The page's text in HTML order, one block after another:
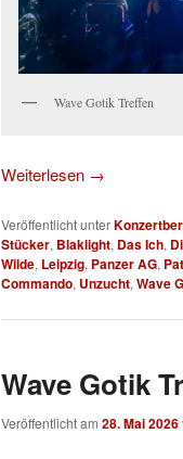
Wave Gotik Treffen
Weiterlesen →
Veröffentlicht unter
Stücker, Blaklight, Das Ich,
Wilde, Leipzig, Panzer AG,
Commando, Unzucht, Wave
Wave Gotik
Veröffentlicht am 28. Mai 2026